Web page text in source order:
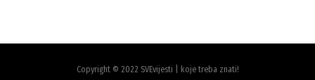
Copyright © 2022 SVEvijesti | koje treba znati!